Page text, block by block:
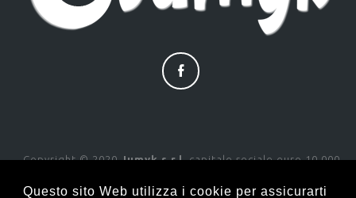
Questo sito Web utilizza i cookie per assicurarti
Copyright © 2020Jumyk s.r.l.capitale sociale euro 10.000
Reg.Imp. Nuoro R.E.A. di Nuoro n.NU111463 N° iscrizione ROC: